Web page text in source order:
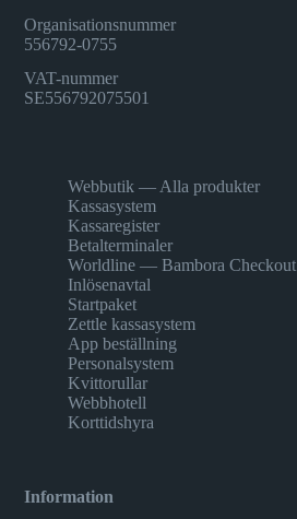
Organisationsnummer
556792-0755
VAT-nummer
SE556792075501
Webbutik — Alla produkter
Kassasystem
Kassaregister
Betalterminaler
Worldline — Bambora Checkout
Inlösenavtal
Startpaket
Zettle kassasystem
App beställning
Personalsystem
Kvittorullar
Webbhotell
Korttidshyra
Information